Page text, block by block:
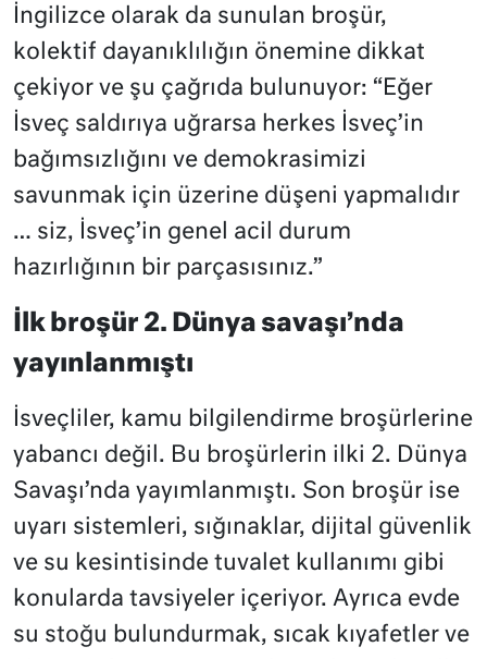
İngilizce olarak da sunulan broşür,
kolektif dayanıklılığın önemine dikkat
çekiyor ve şu çağrıda bulunuyor: “Eğer
İsveç saldırıya uğrarsa herkes İsveç’in
bağımsızlığını ve demokrasimizi
savunmak için üzerine düşeni yapmalıdır
… siz, İsveç’in genel acil durum
hazırlığının bir parçasısınız.”
İlk broşür 2. Dünya savaşı’nda
yayınlanmıştı
İsveçliler, kamu bilgilendirme broşürlerine
yabancı değil. Bu broşürlerin ilki 2. Dünya
Savaşı’nda yayımlanmıştı. Son broşür ise
uyarı sistemleri, sığınaklar, dijital güvenlik
ve su kesintisinde tuvalet kullanımı gibi
konularda tavsiyeler içeriyor. Ayrıca evde
su stoğu bulundurmak, sıcak kıyafetler ve